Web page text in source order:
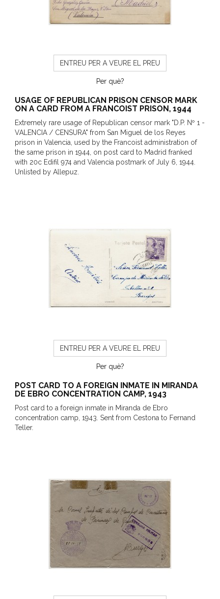
ENTREU PER A VEURE EL PREU
Per què?
USAGE OF REPUBLICAN PRISON CENSOR MARK
ON A CARD FROM A FRANCOIST PRISON, 1944
Extremely rare usage of Republican censor mark "D.P. Nº 1 -
VALENCIA / CENSURA" from San Miguel de los Reyes
prison in Valencia, used by the Francoist administration of
the same prison in 1944, on post card to Madrid franked
with 20c Edifil 974 and Valencia postmark of July 6, 1944.
Unlisted by Allepuz.
ENTREU PER A VEURE EL PREU
Per què?
POST CARD TO A FOREIGN INMATE IN MIRANDA
DE EBRO CONCENTRATION CAMP, 1943
Post card to a foreign inmate in Miranda de Ebro
concentration camp, 1943. Sent from Cestona to Fernand
Teller.